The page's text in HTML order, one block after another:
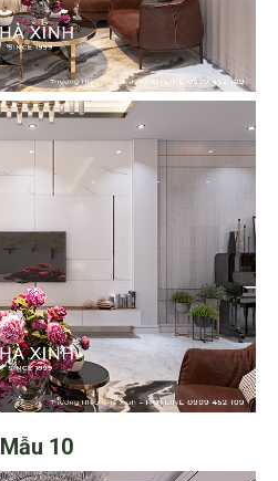
Mẫu 10